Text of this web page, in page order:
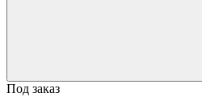
Под заказ